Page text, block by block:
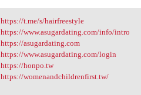
https://t.me/s/hairfreestyle
https://t.me/s/hairfreestyle
https://www.asugardating.com/info/intro
https://asugardating.com
https://www.asugardating.com/login
https://honpo.tw
https://womenandchildrenfirst.tw/